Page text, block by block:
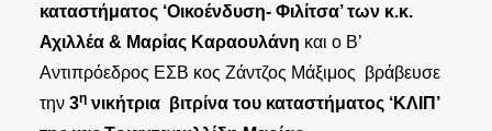
καταστήματος ‘Οικοένδυση- Φιλίτσα’ των κ.κ.
Αχιλλέα & Μαρίας Καραουλάνη και ο Β’
Αντιπρόεδρος ΕΣΒ κος Ζάντζος Μάξιμος βράβευσε
την 3η νικήτρια βιτρίνα του καταστήματος ‘ΚΛΙΠ’